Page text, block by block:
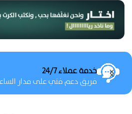
تخفيضات حصرية
تخفيضات لن تجدها في مكان آخر